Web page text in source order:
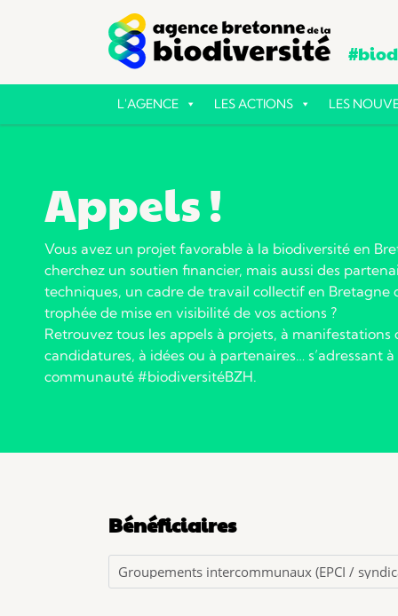
L'AGENCE LES ACTIONS LES
Appels !
Vous avez un projet favorable à la biodiversité en
cherchez un soutien financier, mais aussi des
techniques, un cadre de travail collectif en Bretagne
trophée de mise en visibilité de vos actions ?
Retrouvez tous les appels à projets, à manifestations
candidatures, à idées ou à partenaires… s’adressant à
communauté #biodiversitéBZH.
Bénéficiaires